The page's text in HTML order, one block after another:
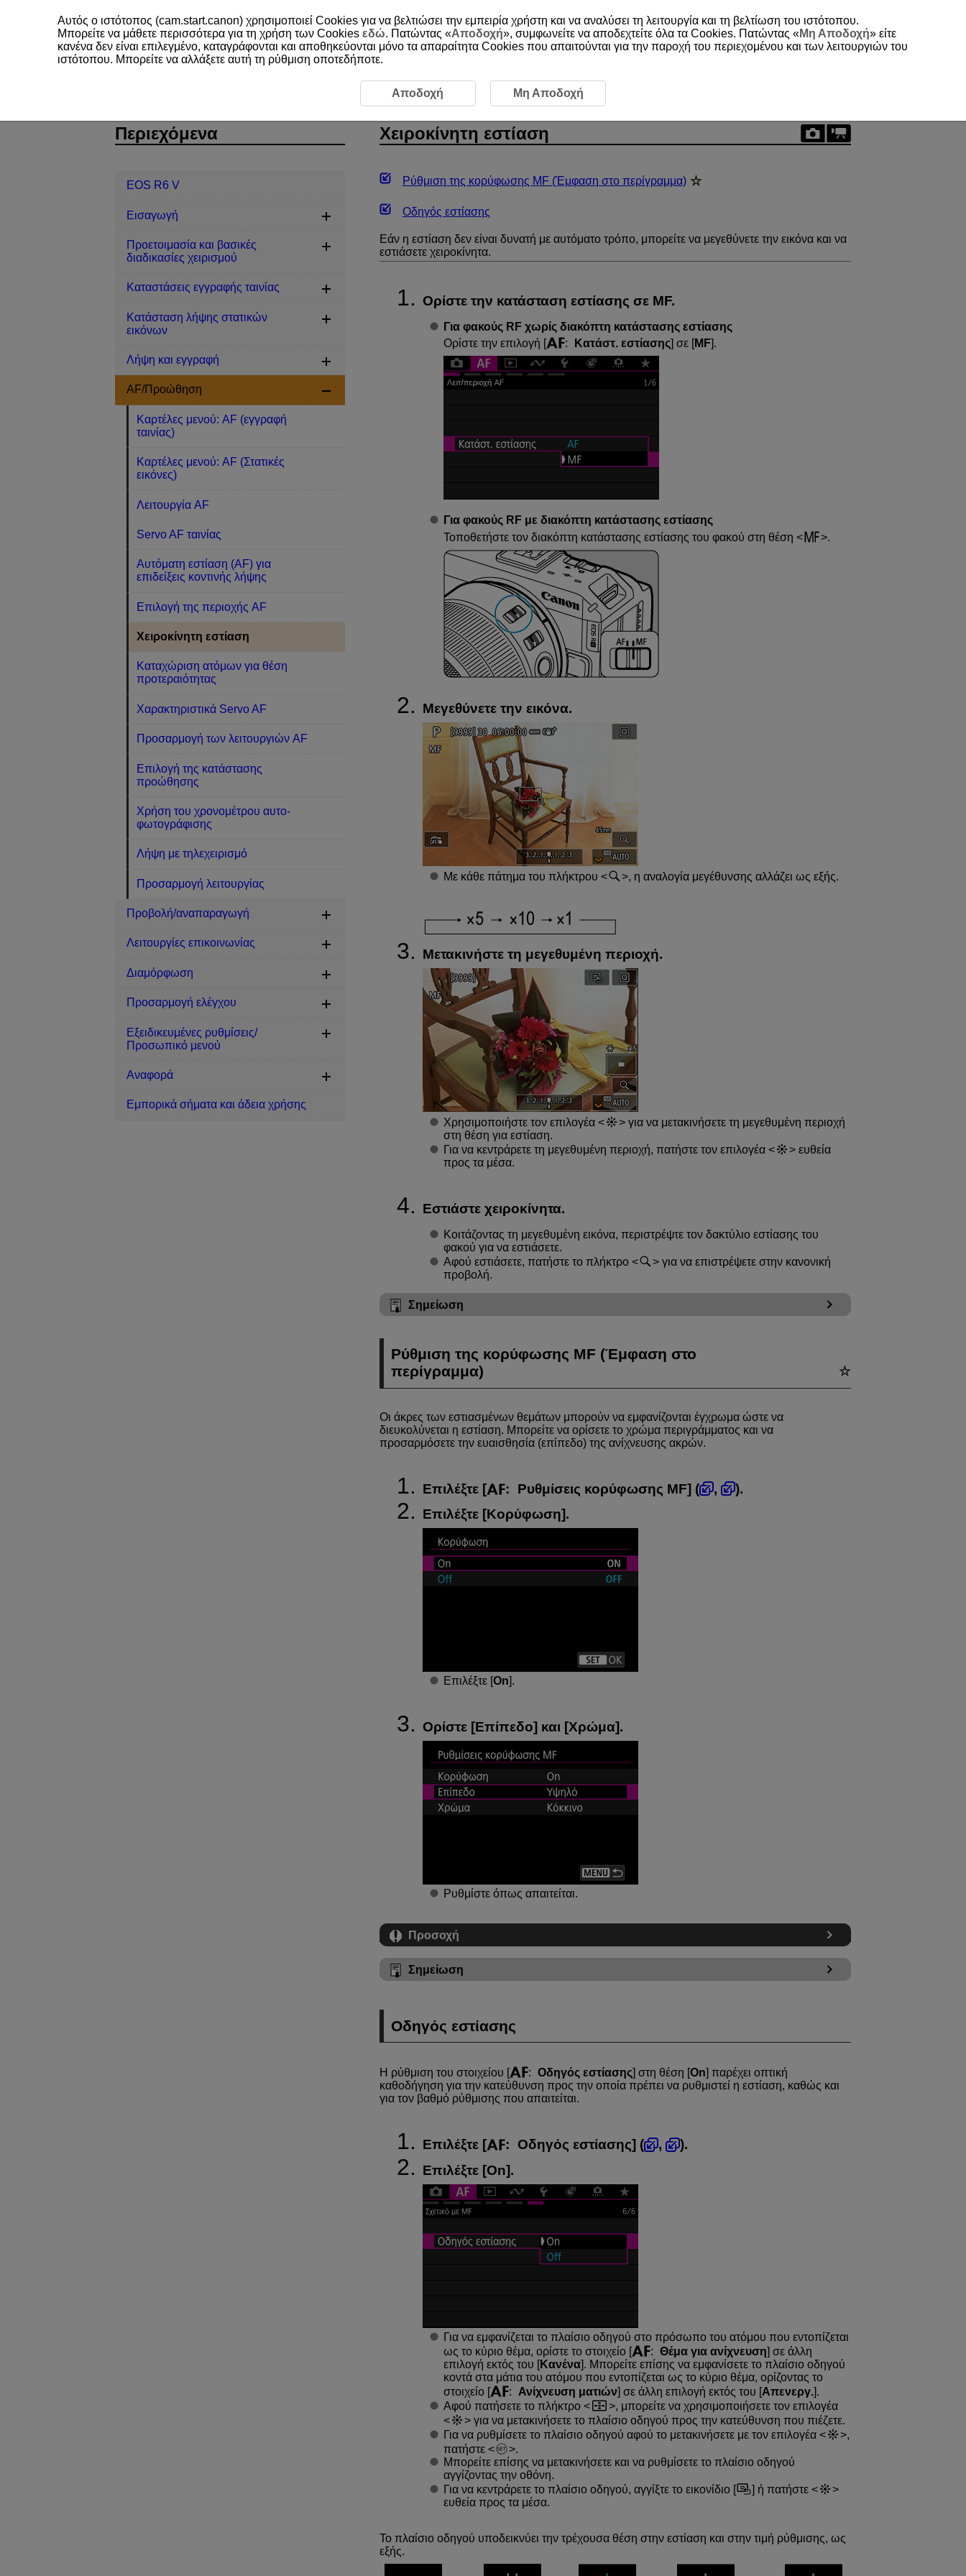
EOS R6 V AF/Προώθηση Χειροκίνητη εστίαση
Χειροκίνητη εστίαση
Ρύθμιση της κορύφωσης MF (Έμφαση στο περίγραμμα)
Οδηγός εστίασης
Εάν η εστίαση δεν είναι δυνατή με αυτόματο τρόπο, μπορείτε να μεγεθύνετε την εικόνα και να
εστιάσετε χειροκίνητα.
Ορίστε την κατάσταση εστίασης σε MF.
Για φακούς RF χωρίς διακόπτη κατάστασης εστίασης
Ορίστε την επιλογή [
: Κατάστ. εστίασης] σε [MF].
Για φακούς RF με διακόπτη κατάστασης εστίασης
Τοποθετήστε τον διακόπτη κατάστασης εστίασης του φακού στη θέση
.
Μεγεθύνετε την εικόνα.
Με κάθε πάτημα του πλήκτρου , η αναλογία μεγέθυνσης αλλάζει ως εξής.
Μετακινήστε τη μεγεθυμένη περιοχή.
Χρησιμοποιήστε τον επιλογέα
για να μετακινήσετε τη μεγεθυμένη περιοχή
στη θέση για εστίαση.
Για να κεντράρετε τη μεγεθυμένη περιοχή, πατήστε τον επιλογέα
ευθεία
προς τα μέσα.
Εστιάστε χειροκίνητα.
Κοιτάζοντας τη μεγεθυμένη εικόνα, περιστρέψτε τον δακτύλιο εστίασης του
φακού για να εστιάσετε.
Αφού εστιάσετε, πατήστε το πλήκτρο
για να επιστρέψετε στην κανονική
προβολή.
Σημείωση
Ρύθμιση της κορύφωσης MF (Έμφαση στο
περίγραμμα)
Οι άκρες των εστιασμένων θεμάτων μπορούν να εμφανίζονται έγχρωμα ώστε να
διευκολύνεται η εστίαση. Μπορείτε να ορίσετε το χρώμα περιγράμματος και να
προσαρμόσετε την ευαισθησία (επίπεδο) της ανίχνευσης ακρών.
Επιλέξτε [ : Ρυθμίσεις κορύφωσης MF] ( ,
).
Επιλέξτε [Κορύφωση].
Επιλέξτε [On].
Ορίστε [Επίπεδο] και [Χρώμα].
Ρυθμίστε όπως απαιτείται.
Προσοχή
Σημείωση
Οδηγός εστίασης
Η ρύθμιση του στοιχείου [ : Οδηγός εστίασης] στη θέση [On] παρέχει οπτική
καθοδήγηση για την κατεύθυνση προς την οποία πρέπει να ρυθμιστεί η εστίαση, καθώς και
για τον βαθμό ρύθμισης που απαιτείται.
Επιλέξτε [ : Οδηγός εστίασης] ( ,
).
Επιλέξτε [On].
Για να εμφανίζεται το πλαίσιο οδηγού στο πρόσωπο του ατόμου που εντοπίζεται
ως το κύριο θέμα, ορίστε το στοιχείο [
: Θέμα για ανίχνευση] σε άλλη
επιλογή εκτός του [Κανένα]. Μπορείτε επίσης να εμφανίσετε το πλαίσιο οδηγού
κοντά στα μάτια του ατόμου που εντοπίζεται ως το κύριο θέμα, ορίζοντας το
στοιχείο [
: Ανίχνευση ματιών] σε άλλη επιλογή εκτός του [Απενεργ.].
Αφού πατήσετε το πλήκτρο
, μπορείτε να χρησιμοποιήσετε τον επιλογέα
για να μετακινήσετε το πλαίσιο οδηγού προς την κατεύθυνση που πιέζετε.
Για να ρυθμίσετε το πλαίσιο οδηγού αφού το μετακινήσετε με τον επιλογέα
,
πατήστε
.
Μπορείτε επίσης να μετακινήσετε και να ρυθμίσετε το πλαίσιο οδηγού
αγγίζοντας την οθόνη.
Για να κεντράρετε το πλαίσιο οδηγού, αγγίξτε το εικονίδιο [
] ή πατήστε
ευθεία προς τα μέσα.
Το πλαίσιο οδηγού υποδεικνύει την τρέχουσα θέση στην εστίαση και στην τιμή ρύθμισης, ως
εξής.
Περιεχόμενα
EOS R6 V
Εισαγωγή
Προετοιμασία και βασικές
διαδικασίες χειρισμού
Καταστάσεις εγγραφής ταινίας
Κατάσταση λήψης στατικών
εικόνων
Λήψη και εγγραφή
AF/Προώθηση
Καρτέλες μενού: AF (εγγραφή
ταινίας)
Καρτέλες μενού: AF (Στατικές
εικόνες)
Λειτουργία AF
Servo AF ταινίας
Αυτόματη εστίαση (AF) για
επιδείξεις κοντινής λήψης
Επιλογή της περιοχής AF
Χειροκίνητη εστίαση
Καταχώριση ατόμων για θέση
προτεραιότητας
Χαρακτηριστικά Servo AF
Προσαρμογή των λειτουργιών AF
Επιλογή της κατάστασης
προώθησης
Χρήση του χρονομέτρου αυτο-
φωτογράφισης
Λήψη με τηλεχειρισμό
Προσαρμογή λειτουργίας
Προβολή/αναπαραγωγή
Λειτουργίες επικοινωνίας
Διαμόρφωση
Προσαρμογή ελέγχου
Εξειδικευμένες ρυθμίσεις/
Προσωπικό μενού
Αναφορά
Εμπορικά σήματα και άδεια χρήσης
Αυτός ο ιστότοπος (cam.start.canon) χρησιμοποιεί Cookies για να βελτιώσει την εμπειρία χρήστη και να αναλύσει τη λειτουργία και τη βελτίωση του ιστότοπου.
Μπορείτε να μάθετε περισσότερα για τη χρήση των Cookies εδώ. Πατώντας «Αποδοχή», συμφωνείτε να αποδεχτείτε όλα τα Cookies. Πατώντας «Μη Αποδοχή» είτε
κανένα δεν είναι επιλεγμένο, καταγράφονται και αποθηκεύονται μόνο τα απαραίτητα Cookies που απαιτούνται για την παροχή του περιεχομένου και των λειτουργιών του
ιστότοπου. Μπορείτε να αλλάξετε αυτή τη ρύθμιση οποτεδήποτε.
Αποδοχή Μη Αποδοχή